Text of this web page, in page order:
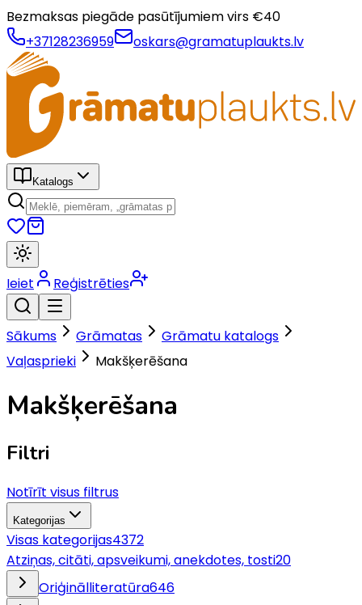
Bezmaksas piegāde pasūtījumiem virs €40
+37128236959
oskars@gramatuplaukts.lv
Katalogs
Ieiet Reģistrēties
Sākums Grāmatas
Grāmatu katalogs
Vaļasprieki
Makšķerēšana
Makšķerēšana
Filtri
Notīrīt visus filtrus
Kategorijas
Visas kategorijas4372
Atziņas, citāti, apsveikumi, anekdotes, tosti20
Oriģinālliteratūra646